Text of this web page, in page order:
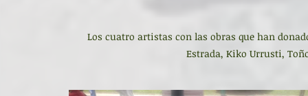
Los cuatro artistas con las obras que han
Estrada, Kiko Urrusti,